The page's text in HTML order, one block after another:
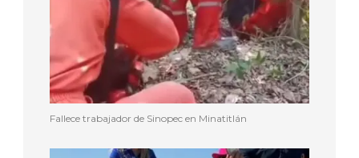
Fallece trabajador de Sinopec en Minatitlán